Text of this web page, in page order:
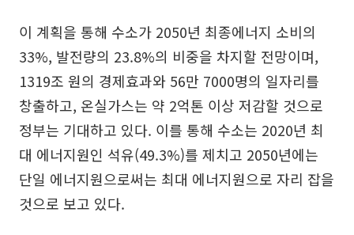
이 계획을 통해 수소가 2050년 최종에너지 소비의
33%, 발전량의 23.8%의 비중을 차지할 전망이며,
1319조 원의 경제효과와 56만 7000명의 일자리를
창출하고, 온실가스는 약 2억톤 이상 저감할 것으로
정부는 기대하고 있다. 이를 통해 수소는 2020년 최
대 에너지원인 석유(49.3%)를 제치고 2050년에는
단일 에너지원으로써는 최대 에너지원으로 자리 잡을
것으로 보고 있다.